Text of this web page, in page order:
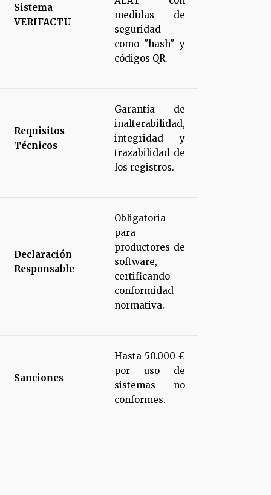
Sistema
VERIFACTU
medidas de
seguridad
como "hash" y
códigos QR.
Requisitos
Técnicos
Garantía de
inalterabilidad,
integridad y
trazabilidad de
los registros.
Declaración
Responsable
Obligatoria
para
productores de
software,
certificando
conformidad
normativa.
Sanciones
Hasta 50.000 €
por uso de
sistemas no
conformes.